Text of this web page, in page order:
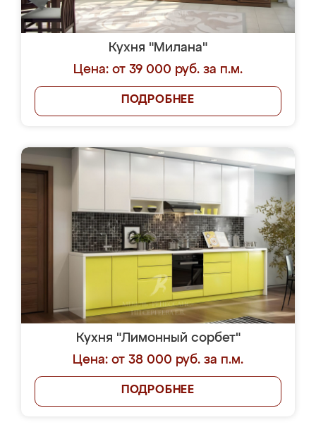
Кухня "Милана"
Цена: от 39 000 руб. за п.м.
ПОДРОБНЕЕ
Кухня "Лимонный сорбет"
Цена: от 38 000 руб. за п.м.
ПОДРОБНЕЕ